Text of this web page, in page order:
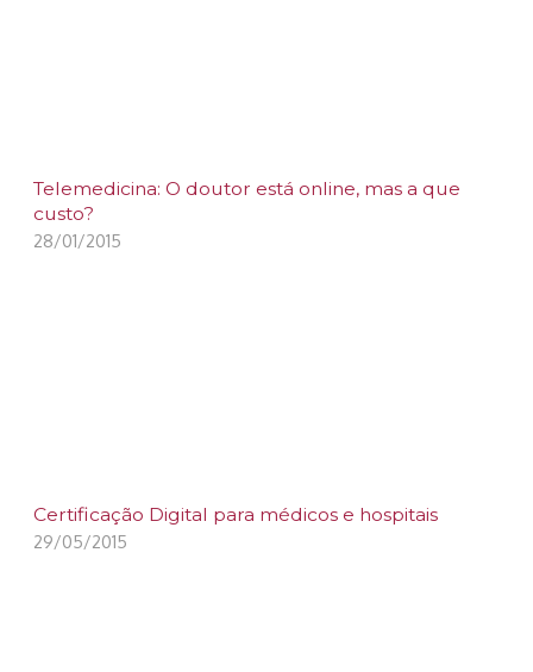
Telemedicina: O doutor está online, mas a que
custo?
28/01/2015
Certificação Digital para médicos e hospitais
29/05/2015